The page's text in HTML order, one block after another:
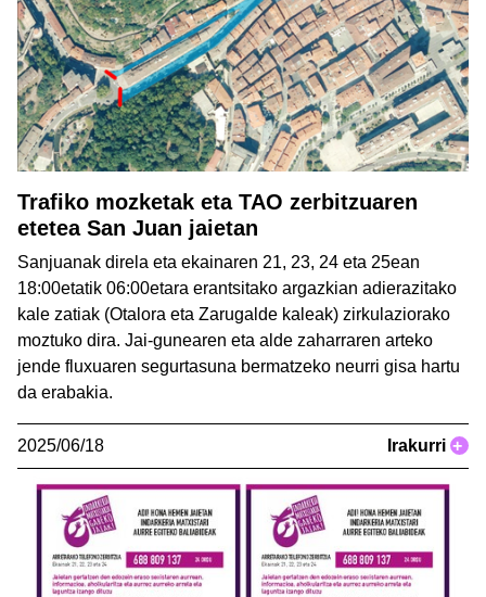
Trafiko mozketak eta TAO zerbitzuaren
etetea San Juan jaietan
Sanjuanak direla eta ekainaren 21, 23, 24 eta 25ean
18:00etatik 06:00etara erantsitako argazkian adierazitako
kale zatiak (Otalora eta Zarugalde kaleak) zirkulaziorako
moztuko dira. Jai-gunearen eta alde zaharraren arteko
jende fluxuaren segurtasuna bermatzeko neurri gisa hartu
da erabakia.
2025/06/18 Irakurri +